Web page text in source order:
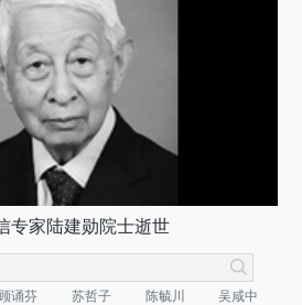
专家陆建勋院士逝世
顾诵芬 苏哲子 陈毓川
吴咸中